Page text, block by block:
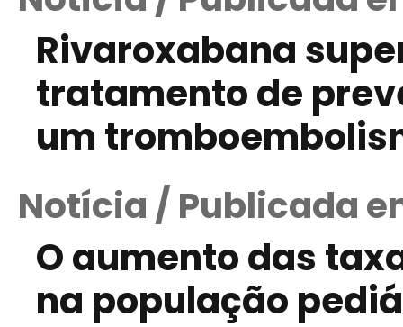
Rivaroxabana
tratamento de
um
Notícia / Publicada
O aumento das
na população